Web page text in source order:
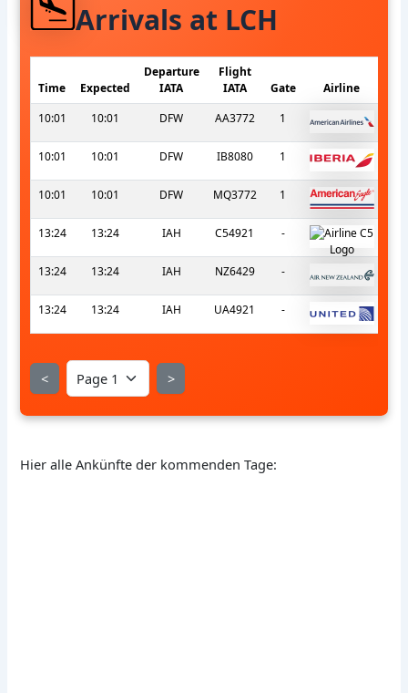
Arrivals at LCH
Time Expected
Departure
IATA
Flight
IATA
Gate
Airline
10:01
10:01 DFW AA3772 1
10:01 10:01 DFW IB8080 1
10:01 10:01 DFW MQ3772 1
13:24 13:24 IAH C54921 -
13:24 13:24 IAH NZ6429 -
13:24 13:24 IAH UA4921 -
< >
Hier alle Ankünfte der kommenden Tage: